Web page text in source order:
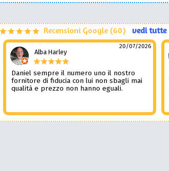
Recensioni Google (60) vedi tutte
Alba Harley
20/07/2026
Daniel sempre il numero uno il nostro
fornitore di fiducia con lui non sbagli mai
qualità e prezzo non hanno eguali.